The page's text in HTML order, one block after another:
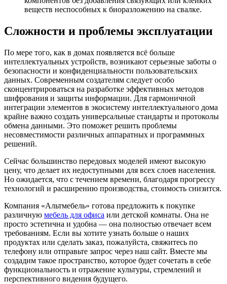
веществ неспособных к биоразложению на свалке.
Сложности и проблемы эксплуатации
По мере того, как в домах появляется всё больше
интеллектуальных устройств, возникают серьезные заботы о
безопасности и конфиденциальности пользовательских
данных. Современным создателям следует особо
сконцентрироваться на разработке эффективных методов
шифрования и защиты информации. Для гармоничной
интеграции элементов в экосистему интеллектуального дома
крайне важно создать универсальные стандарты и протоколы
обмена данными. Это поможет решить проблемы
несовместимости различных аппаратных и программных
решений.
Сейчас большинство передовых моделей имеют высокую
цену, что делает их недоступными для всех слоев населения.
Но ожидается, что с течением времени, благодаря прогрессу
технологий и расширению производства, стоимость снизится.
Компания «Альтмебель» готова предложить к покупке
различную мебель для офиса или детской комнаты. Она не
просто эстетична и удобна — она полностью отвечает всем
требованиям. Если вы хотите узнать больше о наших
продуктах или сделать заказ, пожалуйста, свяжитесь по
телефону или отправьте запрос через наш сайт. Вместе мы
создадим такое пространство, которое будет сочетать в себе
функциональность и отражение культуры, стремлений и
перспективного видения будущего.